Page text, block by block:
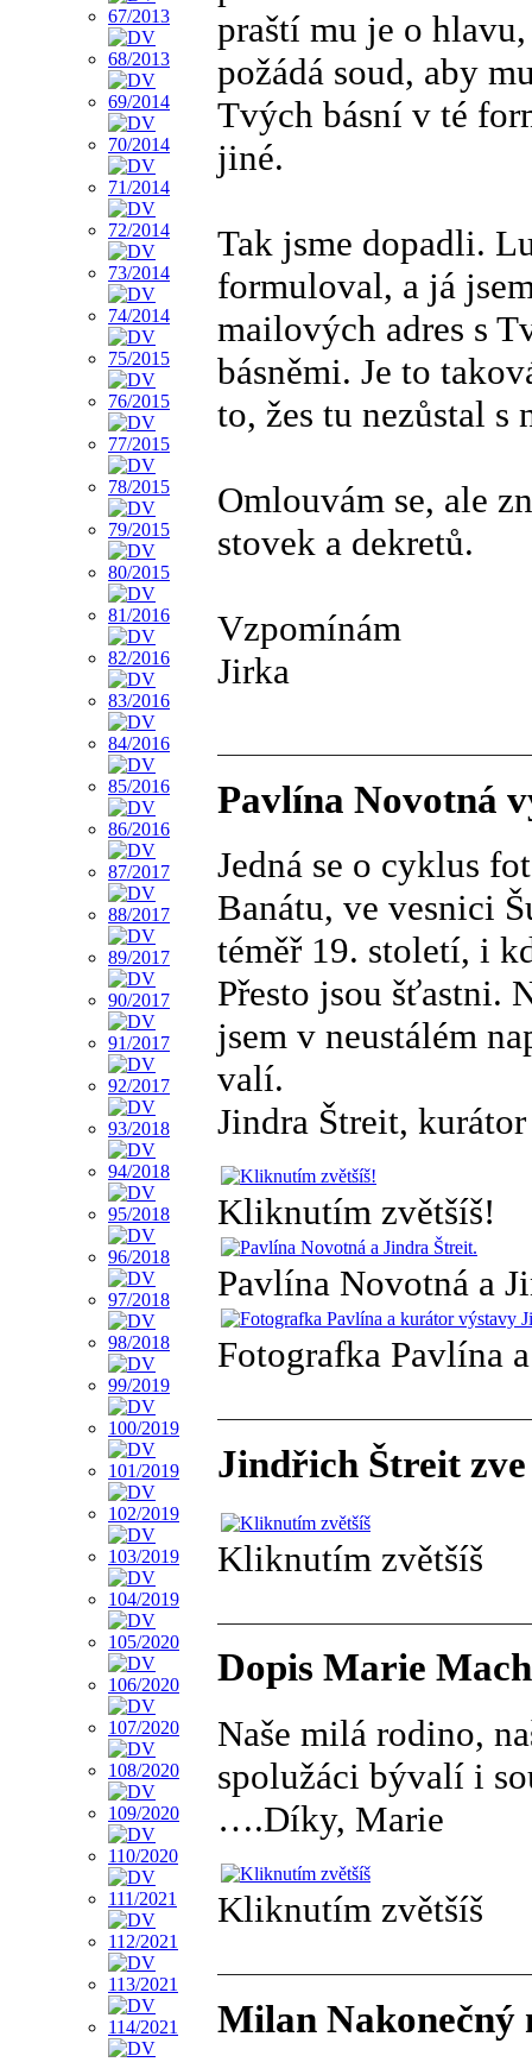
praští mu je o
požádá soud, aby
Tvých básní v té
jiné.
Tak jsme dopadli.
formuloval, a já
mailových adres s
básněmi. Je to
to, žes tu nezůstal s
Omlouvám se, ale
stovek a dekretů.
Vzpomínám
Jirka
Pavlína Novotná
Jedná se o cyklus
Banátu, ve vesnici
téměř 19. století, i
Přesto jsou šťastni.
jsem v neustálém
valí.
Jindra Štreit, kurátor
Kliknutím zvětšíš!
Pavlína Novotná a
Fotografka Pavlína
Jindřich Štreit
Kliknutím zvětšíš
Dopis Marie
Naše milá rodino,
spolužáci bývalí i
….Díky, Marie
Kliknutím zvětšíš
Milan Nakonečný